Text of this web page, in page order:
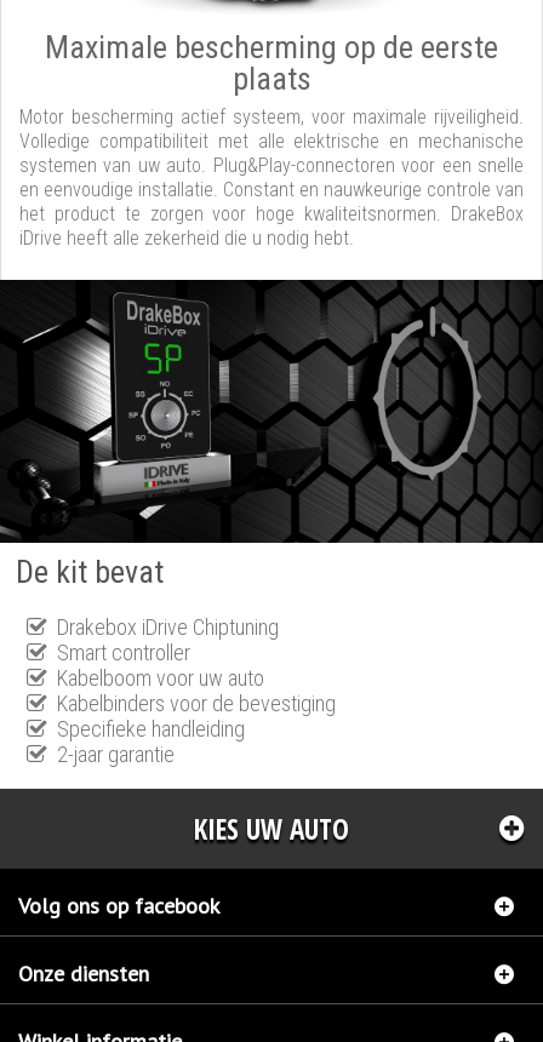
Maximale bescherming op de eerste
plaats
Motor bescherming actief systeem, voor maximale rijveiligheid.
Volledige compatibiliteit met alle elektrische en mechanische
systemen van uw auto. Plug&Play-connectoren voor een snelle
en eenvoudige installatie. Constant en nauwkeurige controle van
het product te zorgen voor hoge kwaliteitsnormen. DrakeBox
iDrive heeft alle zekerheid die u nodig hebt.
De kit bevat
Drakebox iDrive Chiptuning
Smart controller
Kabelboom voor uw auto
Kabelbinders voor de bevestiging
Specifieke handleiding
2-jaar garantie
KIES UW AUTO
Volg ons op facebook
Onze diensten